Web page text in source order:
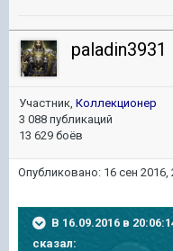
paladin3931
Участник, Коллекционер
3 088 публикаций
13 629 боёв
Опубликовано: 16 сен 2016,
В 16.09.2016 в
сказал: